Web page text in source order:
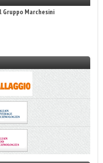
Marchesini